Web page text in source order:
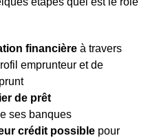
financière à travers
emprunteur et de
de prêt
ses banques
crédit possible pour